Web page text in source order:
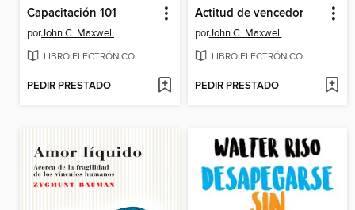
Capacitación 101
porJohn C. Maxwell
LIBRO ELECTRÓNICO
PEDIR PRESTADO
Actitud de vencedor
porJohn C. Maxwell
LIBRO ELECTRÓNICO
PEDIR PRESTADO